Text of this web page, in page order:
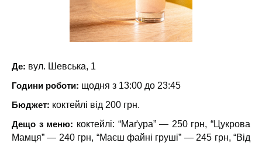
Де: вул. Шевська, 1
Години роботи: щодня з 13:00 до 23:45
Бюджет: коктейлі від 200 грн.
Дещо з меню: коктейлі: “Маґура” — 250 грн, “Цукрова
Мамця” — 240 грн, “Маєш файні грушi” — 245 грн, “Від